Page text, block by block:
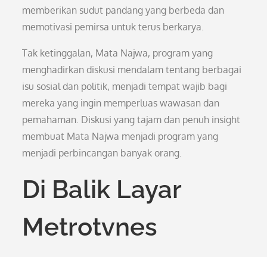
memberikan sudut pandang yang berbeda dan
memotivasi pemirsa untuk terus berkarya.
Tak ketinggalan, Mata Najwa, program yang
menghadirkan diskusi mendalam tentang berbagai
isu sosial dan politik, menjadi tempat wajib bagi
mereka yang ingin memperluas wawasan dan
pemahaman. Diskusi yang tajam dan penuh insight
membuat Mata Najwa menjadi program yang
menjadi perbincangan banyak orang.
Di Balik Layar
Metrotvnes